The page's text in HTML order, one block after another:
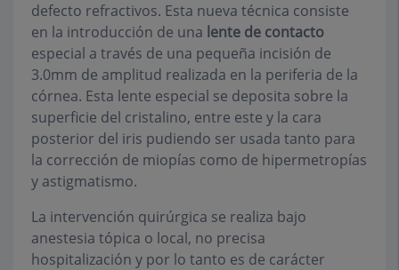
defecto refractivos. Esta nueva técnica consiste
en la introducción de una lente de contacto
especial a través de una pequeña incisión de
3.0mm de amplitud realizada en la periferia de la
córnea. Esta lente especial se deposita sobre la
superficie del cristalino, entre este y la cara
posterior del iris pudiendo ser usada tanto para
la corrección de miopías como de hipermetropías
y astigmatismo.
La intervención quirúrgica se realiza bajo
anestesia tópica o local, no precisa
hospitalización y por lo tanto es de carácter